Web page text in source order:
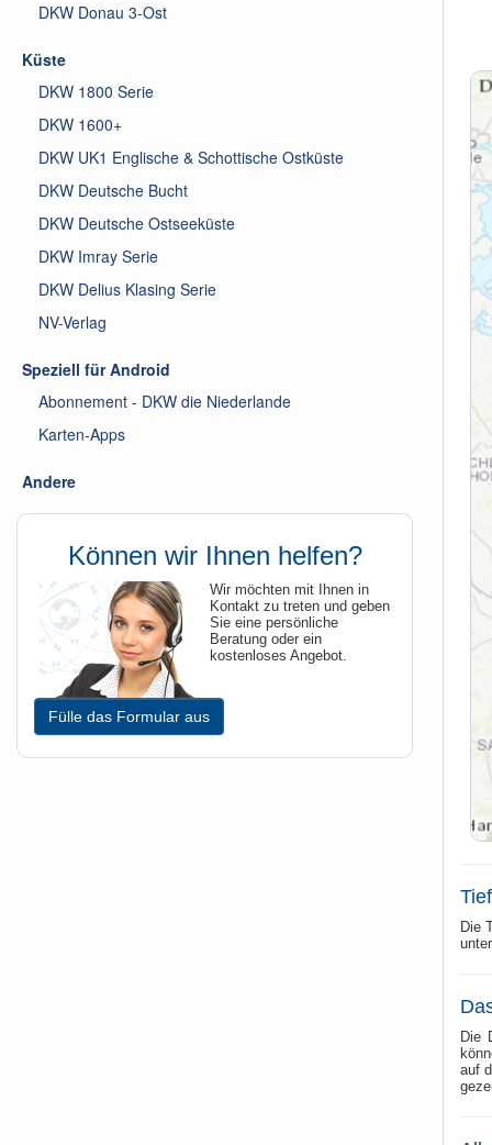
Die
Die
auf
DKW Donau 3-Ost
Küste
DKW 1800 Serie
DKW 1600+
DKW UK1 Englische & Schottische Ostküste
DKW Deutsche Bucht
DKW Deutsche Ostseeküste
DKW Imray Serie
DKW Delius Klasing Serie
NV-Verlag
Speziell für Android
Abonnement - DKW die Niederlande
Karten-Apps
Andere
Können wir Ihnen helfen?
Wir möchten mit Ihnen in
Kontakt zu treten und geben
Sie eine persönliche
Beratung oder ein
kostenloses Angebot.
Fülle das Formular aus